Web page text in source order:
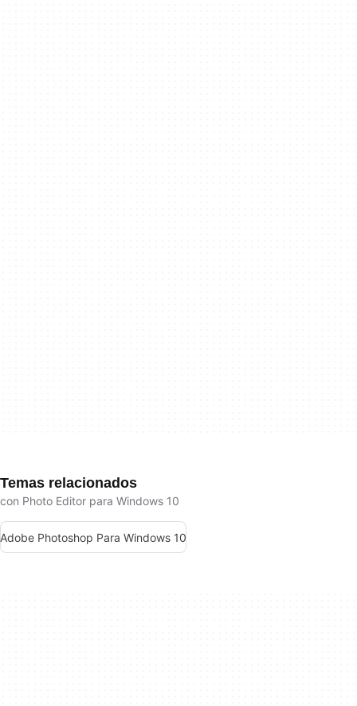
Temas relacionados
con Photo Editor para Windows 10
Adobe Photoshop Para Windows 10